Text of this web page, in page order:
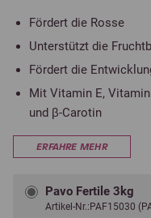
Fördert die Rosse
Unterstützt die
Fördert die
Mit Vitamin E,
und β-Carotin
ERFAHRE MEHR
Pavo Fertile 3kg
Artikel-Nr.:PAF15030